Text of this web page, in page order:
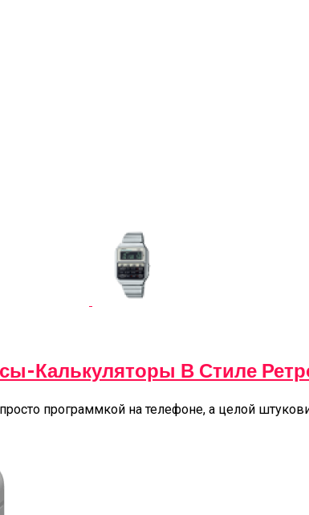
Калькуляторы В Стиле
программкой на телефоне, а целой